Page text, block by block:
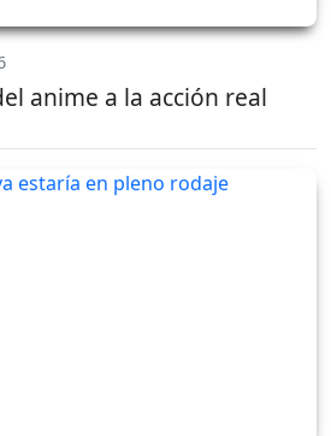
anime a la acción real